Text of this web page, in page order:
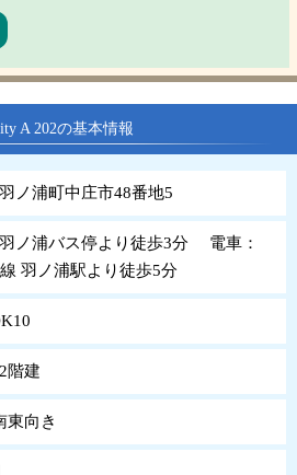
A 202の基本情報
ノ浦町中庄市48番地5
ノ浦バス停より徒歩3分 電車：
羽ノ浦駅より徒歩5分
建
向き